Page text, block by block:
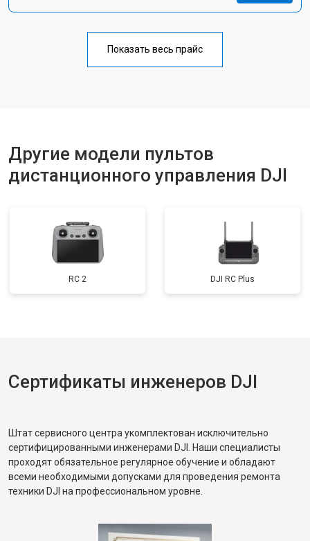
Показать весь прайс
Другие модели пультов
дистанционного управления DJI
RC 2 DJI RC Plus
Сертификаты инженеров DJI
Штат сервисного центра укомплектован исключительно
сертифицированными инженерами DJI. Наши специалисты
проходят обязательное регулярное обучение и обладают
всеми необходимыми допусками для проведения ремонта
техники DJI на профессиональном уровне.